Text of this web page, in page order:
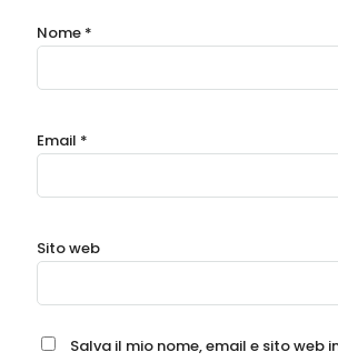
Nome *
Email *
Sito web
Salva il mio nome, email e sito web